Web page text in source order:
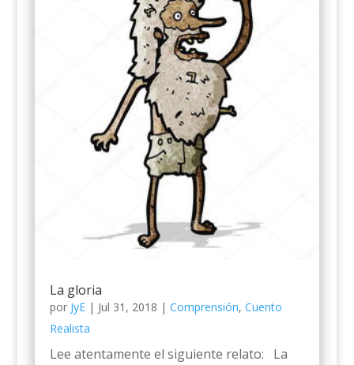
La gloria
por JyE| Jul 31, 2018 | Comprensión, Cuento
Realista
Lee atentamente el siguiente relato: La